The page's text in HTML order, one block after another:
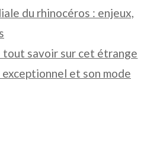
du rhinocéros : enjeux,
tout savoir sur cet étrange
et son mode